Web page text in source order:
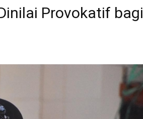
Provokatif bagi